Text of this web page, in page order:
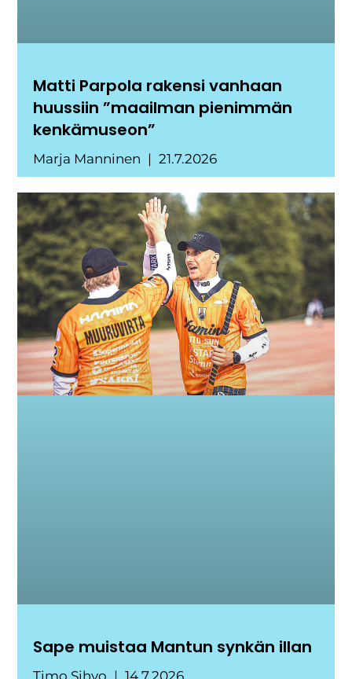
Matti Parpola rakensi vanhaan
huussiin ”maailman pienimmän
kenkämuseon”
Marja Manninen 21.7.2026
Sape muistaa Mantun synkän illan
Timo Sihvo 14.7.2026